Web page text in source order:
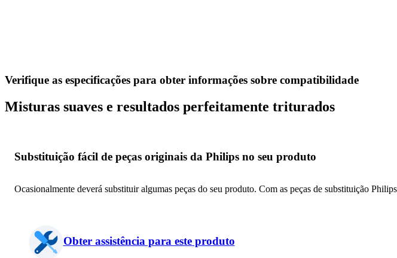
Verifique as especificações para obter informações sobre compatibilidade
Misturas suaves e resultados perfeitamente triturados
Substituição fácil de peças originais da Philips no seu produto
Ocasionalmente deverá substituir algumas peças do seu produto. Com as peças de substituição
Obter assistência para este produto